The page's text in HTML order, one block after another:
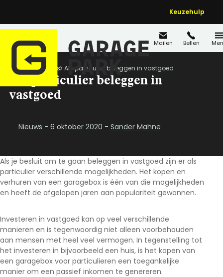
Keuzehulp
Mailen Bellen
Home Nieuws Als particulier beleggen in vastgoed
Als particulier beleggen in
vastgoed
Nieuws - 6 oktober 2020 - Sander Mahne
Als je besluit om te gaan beleggen in vastgoed zijn er als
particulier verschillende mogelijkheden. Het kopen en
verhuren van een garagebox is één van die mogelijkheden
en heeft de afgelopen jaren aan populariteit gewonnen.
Investeren in vastgoed kan op veel verschillende
manieren en is tegenwoordig niet alleen voorbehouden
aan mensen met heel veel vermogen. In tegenstelling tot
het investeren in bijvoorbeeld een huis, is het kopen van
een garagebox voor particulieren een toegankelijke
manier om een passief inkomen te genereren.